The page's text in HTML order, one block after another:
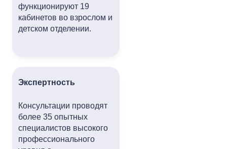
функционируют 19
кабинетов во взрослом и
детском отделении.
Экспертность
Консультации проводят
более 35 опытных
специалистов высокого
профессионального